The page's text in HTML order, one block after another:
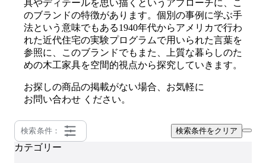
具やディテールを思い描くというアプローチに、こ
のブランドの特徴があります。個別の事例に学ぶ手
法という意味でもある1940年代からアメリカで行わ
れた近代住宅の実験プログラムで用いられた言葉を
参照に、このブランドでもまた、上質な暮らしのた
めの木工家具を空間的視点から探究していきます。
お探しの商品の掲載がない場合、お気軽に
お問い合わせ ください。
検索条件： 検索条件をクリア
カテゴリー